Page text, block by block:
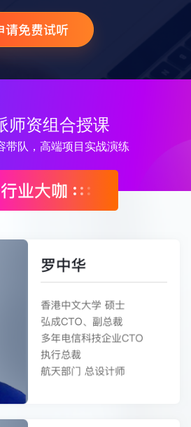
师资组合授课
带队，高端项目实战演练